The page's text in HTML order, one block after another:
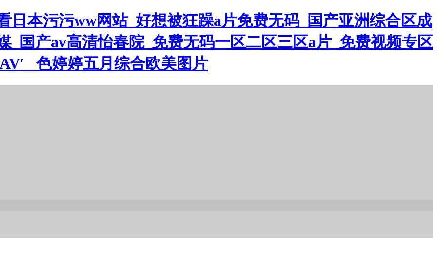
日本污污ww网站_好想被狂躁a片免费无码_国产亚洲综合区成
_国产av高清怡春院_免费无码一区二区三区a片_免费视频专区
_色婷婷五月综合欧美图片